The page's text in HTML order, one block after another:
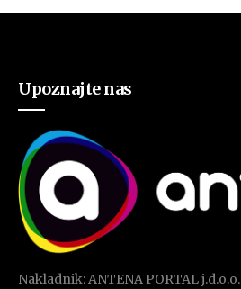
Upoznajte nas
Nakladnik: ANTENA PORTAL j.d.o.o.